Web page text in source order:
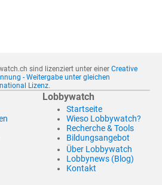
sind lizenziert unter einer Creative
- Weitergabe unter gleichen
Lizenz.
Lobbywatch
Startseite
Wieso Lobbywatch?
Recherche & Tools
Bildungsangebot
Über Lobbywatch
Lobbynews (Blog)
Kontakt